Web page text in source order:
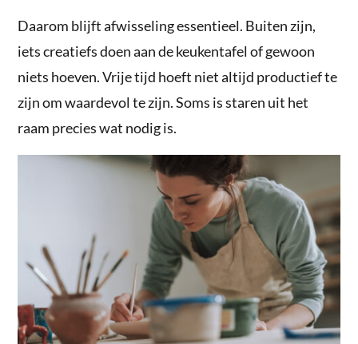
Daarom blijft afwisseling essentieel. Buiten zijn,
iets creatiefs doen aan de keukentafel of gewoon
niets hoeven. Vrije tijd hoeft niet altijd productief te
zijn om waardevol te zijn. Soms is staren uit het
raam precies wat nodig is.